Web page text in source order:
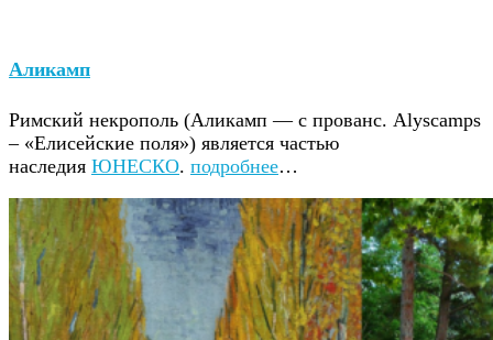
Аликамп
Римский некрополь (Аликамп — с прованс. Alyscamps
– «Елисейские поля») является частью
наследия ЮНЕСКО. подробнее…